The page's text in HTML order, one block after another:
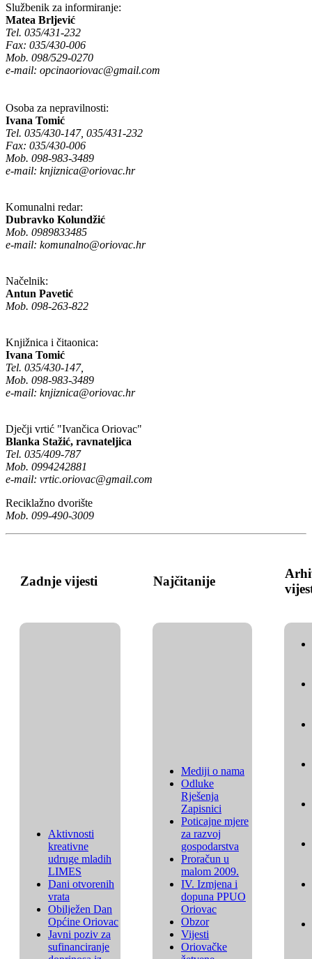
Službenik za informiranje:
Matea Brljević
Tel. 035/431-232
Fax: 035/430-006
Mob. 098/529-0270
e-mail: opcinaoriovac@gmail.com
Osoba za nepravilnosti:
Ivana Tomić
Tel. 035/430-147, 035/431-232
Fax: 035/430-006
Mob. 098-983-3489
e-mail: knjiznica@oriovac.hr
Komunalni redar:
Dubravko Kolundžić
Mob. 0989833485
e-mail: komunalno@oriovac.hr
Načelnik:
Antun Pavetić
Mob. 098-263-822
Knjižnica i čitaonica:
Ivana Tomić
Tel. 035/430-147,
Mob. 098-983-3489
e-mail: knjiznica@oriovac.hr
Dječji vrtić "Ivančica Oriovac"
Blanka Stažić, ravnateljica
Tel. 035/409-787
Mob. 0994242881
e-mail: vrtic.oriovac@gmail.com
Reciklažno dvorište
Mob. 099-490-3009
Zadnje vijesti Najčitanije
Aktivnosti
kreativne
udruge mladih
LIMES
Dani otvorenih
vrata
Obilježen Dan
Općine Oriovac
Javni poziv za
sufinanciranje
Mediji o nama
Odluke
Rješenja
Zapisnici
Poticajne mjere
za razvoj
gospodarstva
Proračun u
malom 2009.
IV. Izmjena i
dopuna PPUO
Oriovac
Obzor
Vijesti
Oriovačke